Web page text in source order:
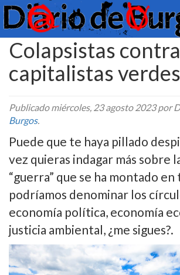
Colapsistas contra
capitalistas verdes
Publicadomiércoles, 23 agosto 2023por
Burgos.
Puede que te haya pillado
vez quieras indagar más sobre
“guerra” que se ha montado
podríamos denominar los
economía política, economía
justicia ambiental, ¿me sigues?.